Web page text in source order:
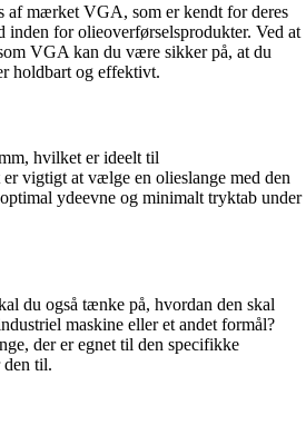
af mærket VGA, som er kendt for deres
inden for olieoverførselsprodukter. Ved at
VGA kan du være sikker på, at du
holdbart og effektivt.
hvilket er ideelt til
vigtigt at vælge en olieslange med den
ydeevne og minimalt tryktab under
du også tænke på, hvordan den skal
maskine eller et andet formål?
der er egnet til den specifikke
til.